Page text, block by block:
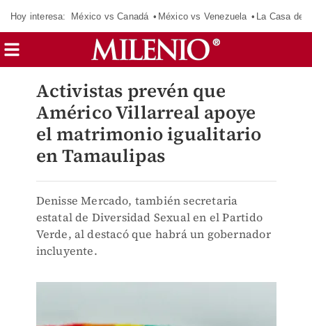
Hoy interesa: México vs Canadá México vs Venezuela La Casa de
Activistas prevén que
Américo Villarreal apoye
el matrimonio igualitario
en Tamaulipas
Denisse Mercado, también secretaria
estatal de Diversidad Sexual en el Partido
Verde, al destacó que habrá un gobernador
incluyente.